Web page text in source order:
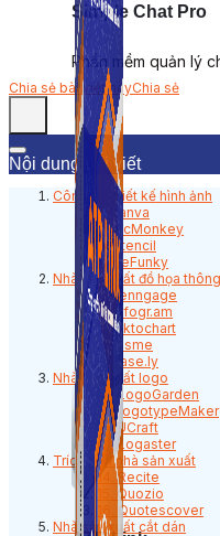
Simple Chat Pro
Phần mềm quản lý
Chia sẻ bài viết nàyChia sẻ
Nội dung bài viết
Công cụ thiết kế hình ảnh
1. Canva
2. PicMonkey
3. Stencil
4. BeFunky
Nhà sản xuất đồ họa
5. Venngage
6. Infogr.am
7. Piktochart
8. Visme
9. Ease.ly
Nhà sản xuất logo
10. LogoGarden
11. LogotypeMaker
12. UCraft
13. Logaster
Trích dẫn nhà sản xuất
14. Recite
15. Quozio
16. Quotescover
Nhà sản xuất cắt dán